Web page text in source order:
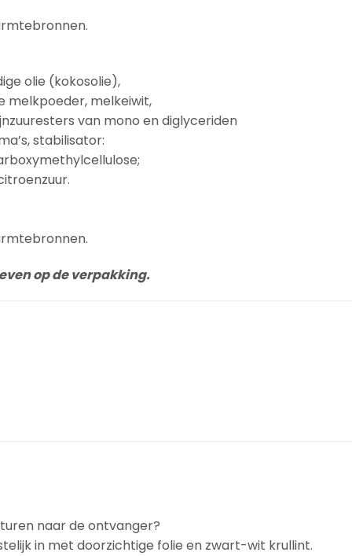
olie (kokosolie),
melkpoeder, melkeiwit,
van mono en diglyceriden
stabilisator:
op de verpakking.
naar de ontvanger?
in met doorzichtige folie en zwart-wit krullint.